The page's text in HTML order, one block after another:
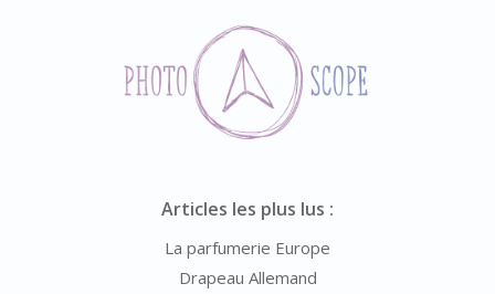
Articles les plus lus :
La parfumerie Europe
Drapeau Allemand